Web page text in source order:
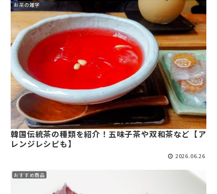
お茶の雑学
韓国伝統茶の種類を紹介！五味子茶や双和茶など【ア
レンジレシピも】
2026.06.26
おすすめ商品